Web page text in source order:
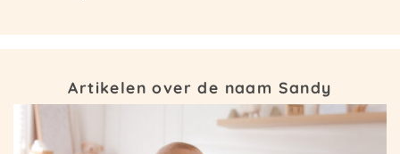
Artikelen over de naam Sandy